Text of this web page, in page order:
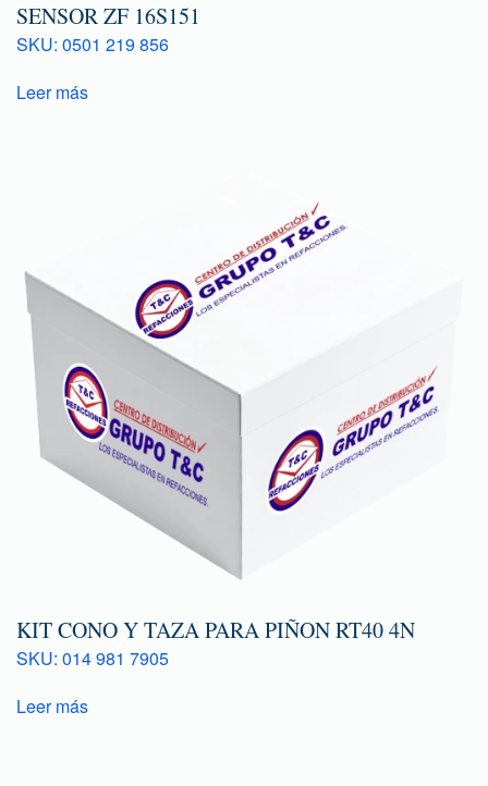
SENSOR ZF 16S151
SKU: 0501 219 856
Leer más
KIT CONO Y TAZA PARA PIÑON RT40 4N
SKU: 014 981 7905
Leer más